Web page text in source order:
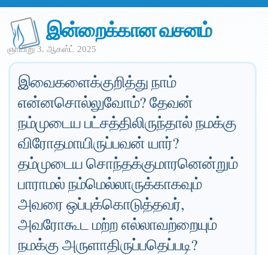
இன்றைக்கான வசனம்
ஞாயிறு 3. ஆகஸ்ட் 2025
இவைகளைக்குறித்து நாம்
என்னசொல்லுவோம்? தேவன்
நம்முடைய பட்சத்திலிருந்தால் நமக்கு
விரோதமாயிருப்பவன் யார்?
தம்முடைய சொந்தக்குமாரனென்றும்
பாராமல் நம்மெல்லாருக்காகவும்
அவரை ஒப்புக்கொடுத்தவர்,
அவரோகூட மற்ற எல்லாவற்றையும்
நமக்கு அருளாதிருப்பதெப்படி?